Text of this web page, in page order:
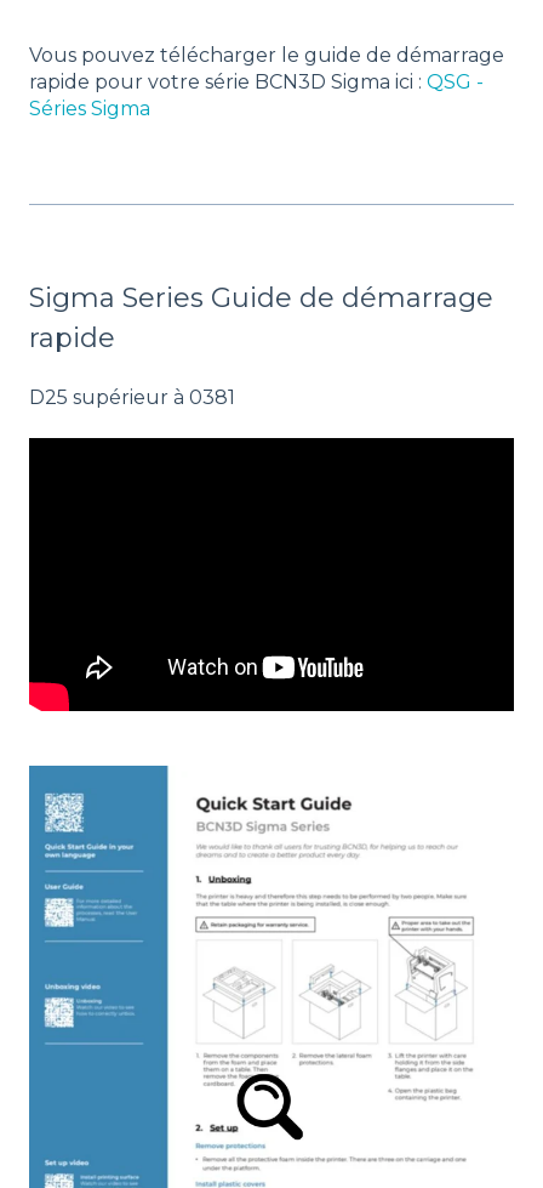
Vous pouvez télécharger le guide de démarrage
rapide pour votre série BCN3D Sigma ici : QSG -
Séries Sigma
Sigma Series Guide de démarrage
rapide
D25 supérieur à 0381